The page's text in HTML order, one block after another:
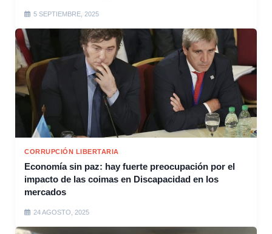
5 SEPTIEMBRE, 2025
CORRUPCIÓN LIBERTARIA
Economía sin paz: hay fuerte preocupación por el
impacto de las coimas en Discapacidad en los
mercados
24 AGOSTO, 2025